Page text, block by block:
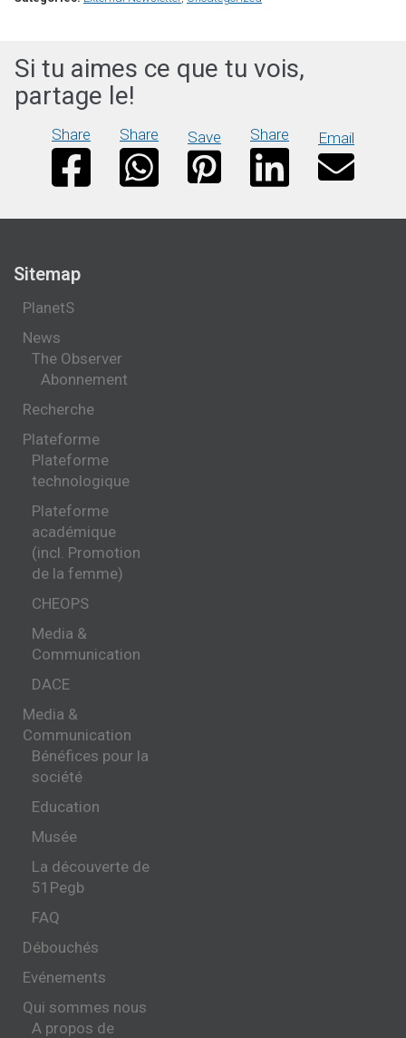
Si tu aimes ce que tu vois,
partage le!
Share Share Save Share Email
Sitemap
PlanetS
News
The Observer
Abonnement
Recherche
Plateforme
Plateforme
technologique
Plateforme
académique
(incl. Promotion
de la femme)
CHEOPS
Media &
Communication
DACE
Media &
Communication
Bénéfices pour la
société
Education
Musée
La découverte de
51Pegb
FAQ
Débouchés
Evénements
Qui sommes nous
A propos de